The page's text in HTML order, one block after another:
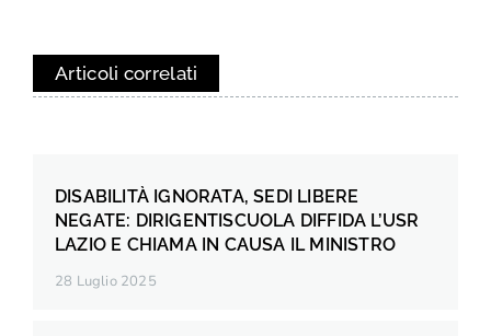
Articoli correlati
DISABILITÀ IGNORATA, SEDI LIBERE
NEGATE: DIRIGENTISCUOLA DIFFIDA L’USR
LAZIO E CHIAMA IN CAUSA IL MINISTRO
28 Luglio 2025